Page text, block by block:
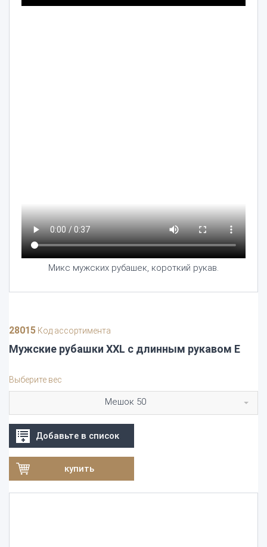
Микс мужских рубашек, короткий рукав.
28015 Код ассортимента
Мужские рубашки XXL с длинным рукавом E
Выберите вес
Мешок 50
Добавьте в список
купить